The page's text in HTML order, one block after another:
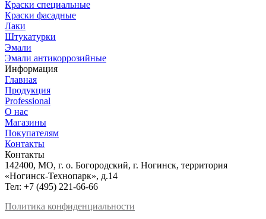
Краски специальные
Краски фасадные
Лаки
Штукатурки
Эмали
Эмали антикоррозийные
Информация
Главная
Продукция
Professional
О нас
Магазины
Покупателям
Контакты
Контакты
142400, МО, г. о. Богородский, г. Ногинск, территория
«Ногинск-Технопарк», д.14
Тел: +7 (495) 221-66-66
Политика конфиденциальности